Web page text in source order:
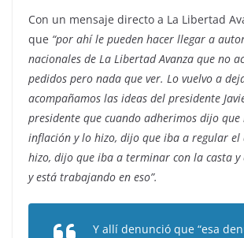
Con un mensaje directo a La Libertad
que “por ahí le pueden hacer llegar a
nacionales de La Libertad Avanza que no
pedidos pero nada que ver. Lo vuelvo a
acompañamos las ideas del presidente
presidente que cuando adherimos dijo
inflación y lo hizo, dijo que iba a regular el
hizo, dijo que iba a terminar con la casta y
y está trabajando en eso”.
Y allí denunció que “esa